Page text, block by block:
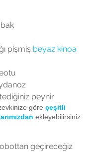
pişmiş beyaz kinoa
peynir
göre çeşitli
ekleyebilirsiniz.
geçireceğiz